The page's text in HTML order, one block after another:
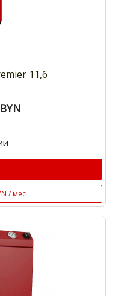
11,6
BYN
/ мес